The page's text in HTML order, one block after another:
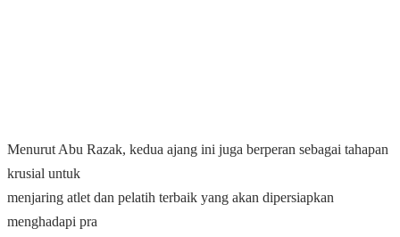
Menurut Abu Razak, kedua ajang ini juga berperan sebagai tahapan
krusial untuk
menjaring atlet dan pelatih terbaik yang akan dipersiapkan
menghadapi pra